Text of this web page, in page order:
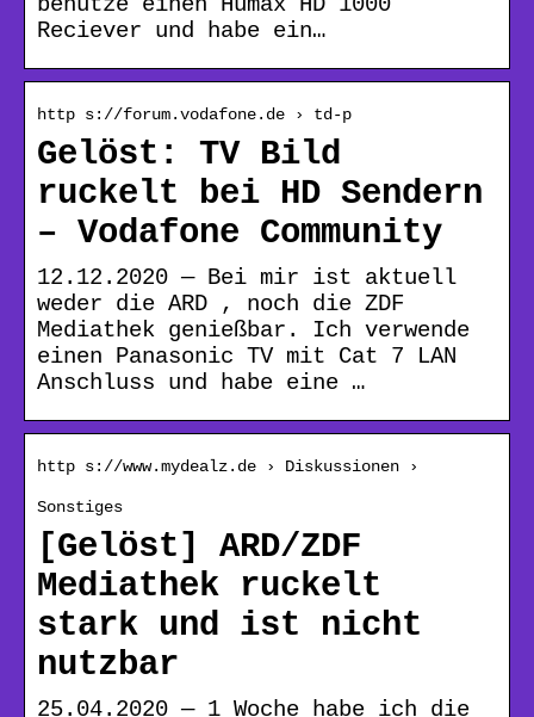
Reciever und habe ein…
http s://forum.vodafone.de › td-p
Gelöst: TV Bild
ruckelt bei HD Sendern
– Vodafone Community
12.12.2020 — Bei mir ist aktuell
weder die ARD , noch die ZDF
Mediathek genießbar. Ich verwende
einen Panasonic TV mit Cat 7 LAN
Anschluss und habe eine …
http s://www.mydealz.de › Diskussionen ›
Sonstiges
[Gelöst] ARD/ZDF
Mediathek ruckelt
stark und ist nicht
nutzbar
25.04.2020 — 1 Woche habe ich die